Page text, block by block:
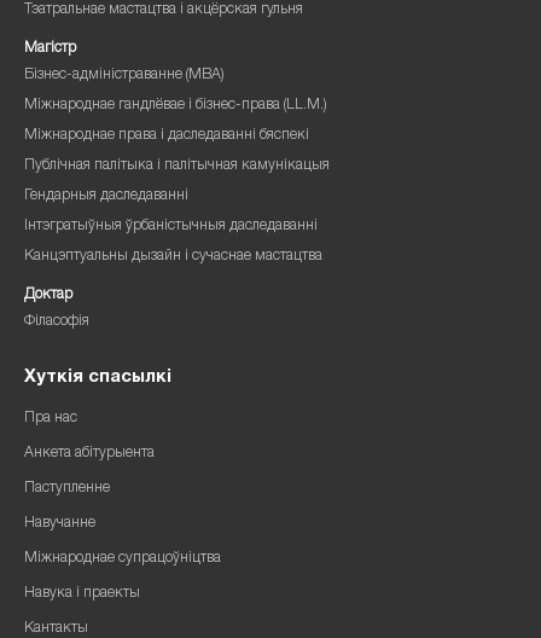
Тэатральнае мастацтва і акцёрская гульня
Магістр
Бізнес-адміністраванне (MBA)
Міжнароднае гандлёвае і бізнес-права (LL.M.)
Міжнароднае права і даследаванні бяспекі
Публічная палітыка і палітычная камунікацыя
Гендарныя даследаванні
Інтэгратыўныя ўрбаністычныя даследаванні
Канцэптуальны дызайн і сучаснае мастацтва
Доктар
Філасофія
Хуткія спасылкі
Пра нас
Анкета абітурыента
Паступленне
Навучанне
Міжнароднае супрацоўніцтва
Навука і праекты
Кантакты